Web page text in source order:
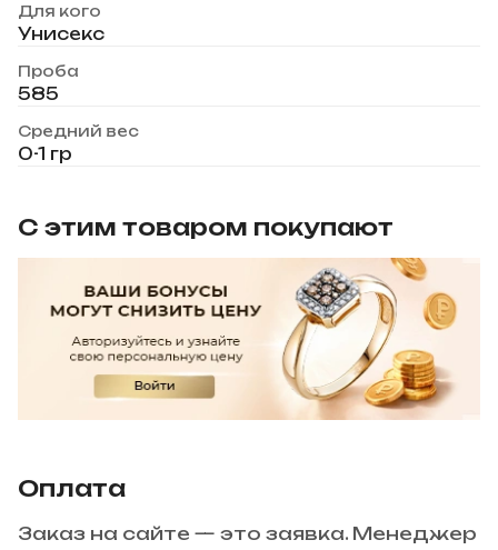
Для кого
Унисекс
Проба
585
Средний вес
0-1 гр
С этим товаром покупают
Оплата
Заказ на сайте — это заявка. Менеджер